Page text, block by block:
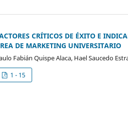
CRÍTICOS DE ÉXITO E
DE MARKETING UNIVERSITARIO
Fabián Quispe Alaca, Hael Saucedo
1 - 15